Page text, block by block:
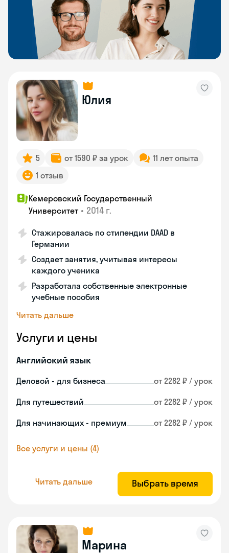
Юлия
5 от 1590 ₽ за урок
11 лет опыта
1 отзыв
Кемеровский Государственный
Университет • 2014 г.
Стажировалась по стипендии DAAD в
Германии
Создает занятия, учитывая интересы
каждого ученика
Разработала собственные электронные
учебные пособия
Читать дальше
Услуги и цены
Английский язык
Деловой - для бизнеса от 2282 ₽ / урок
Для путешествий от 2282 ₽ / урок
Для начинающих - премиум от 2282 ₽ / урок
Все услуги и цены (4)
Читать дальше Выбрать время
Марина